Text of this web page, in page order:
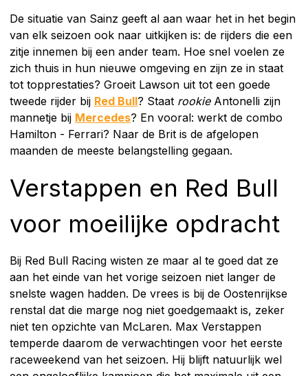
De situatie van Sainz geeft al aan waar het in het begin
van elk seizoen ook naar uitkijken is: de rijders die een
zitje innemen bij een ander team. Hoe snel voelen ze
zich thuis in hun nieuwe omgeving en zijn ze in staat
tot topprestaties? Groeit Lawson uit tot een goede
tweede rijder bij Red Bull? Staat rookieAntonelli zijn
mannetje bij Mercedes? En vooral: werkt de combo
Hamilton - Ferrari? Naar de Brit is de afgelopen
maanden de meeste belangstelling gegaan.
Verstappen en Red Bull
voor moeilijke opdracht
Bij Red Bull Racing wisten ze maar al te goed dat ze
aan het einde van het vorige seizoen niet langer de
snelste wagen hadden. De vrees is bij de Oostenrijkse
renstal dat die marge nog niet goedgemaakt is, zeker
niet ten opzichte van McLaren. Max Verstappen
temperde daarom de verwachtingen voor het eerste
raceweekend van het seizoen. Hij blijft natuurlijk wel